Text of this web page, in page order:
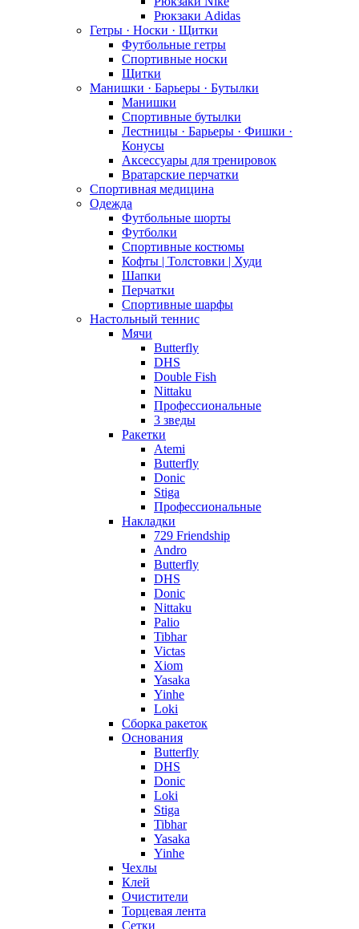
Рюкзаки Adidas
Гетры · Носки · Щитки
Футбольные гетры
Спортивные носки
Щитки
Манишки · Барьеры · Бутылки
Манишки
Спортивные бутылки
Лестницы · Барьеры · Фишки ·
Конусы
Аксессуары для тренировок
Вратарские перчатки
Спортивная медицина
Одежда
Футбольные шорты
Футболки
Спортивные костюмы
Кофты | Толстовки | Худи
Шапки
Перчатки
Спортивные шарфы
Настольный теннис
Мячи
Butterfly
DHS
Double Fish
Nittaku
Профессиональные
3 зведы
Ракетки
Atemi
Butterfly
Donic
Stiga
Профессиональные
Накладки
729 Friendship
Andro
Butterfly
DHS
Donic
Nittaku
Palio
Tibhar
Victas
Xiom
Yasaka
Yinhe
Loki
Сборка ракеток
Основания
Butterfly
DHS
Donic
Loki
Stiga
Tibhar
Yasaka
Yinhe
Чехлы
Клей
Очистители
Торцевая лента
Сетки